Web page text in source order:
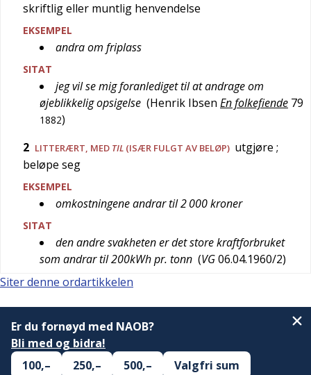
skriftlig eller muntlig henvendelse
EKSEMPEL
andra om friplass
SITAT
jeg vil se mig foranlediget til at andrage om
øjeblikkelig opsigelse (Henrik Ibsen En folkefiende 79
1882)
2 LITTERÆRT, MED TIL (ISÆR FULGT AV BELØP) utgjøre ;
beløpe seg
EKSEMPEL
omkostningene andrar til 2 000 kroner
SITAT
den andre svakheten er det store kraftforbruket
som andrar til 200kWh pr. tonn (VG06.04.1960/2)
Siter denne ordartikkelen
Er du fornøyd med NAOB?
Bli med og bidra!
100,–
250,– 500,– Valgfri sum